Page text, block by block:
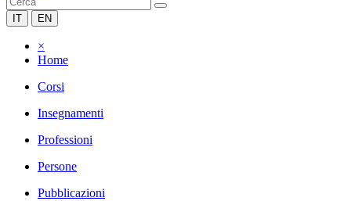
IT EN
×
Home
Corsi
Insegnamenti
Professioni
Persone
Pubblicazioni